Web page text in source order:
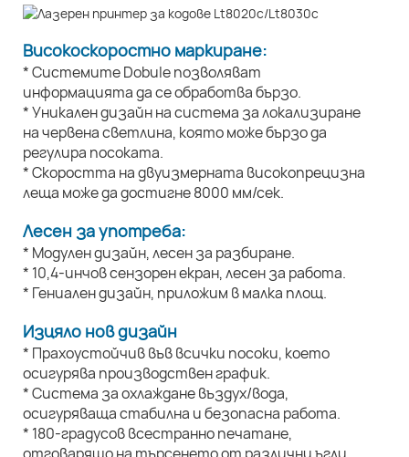
Високоскоростно маркиране:
* Системите Dobule позволяват
информацията да се обработва бързо.
* Уникален дизайн на система за локализиране
на червена светлина, която може бързо да
регулира посоката.
* Скоростта на двуизмерната високопрецизна
леща може да достигне 8000 мм/сек.
Лесен за употреба:
* Модулен дизайн, лесен за разбиране.
* 10,4-инчов сензорен екран, лесен за работа.
* Гениален дизайн, приложим в малка площ.
Изцяло нов дизайн
* Прахоустойчив във всички посоки, което
осигурява производствен график.
* Система за охлаждане въздух/вода,
осигуряваща стабилна и безопасна работа.
* 180-градусов всестранно печатане,